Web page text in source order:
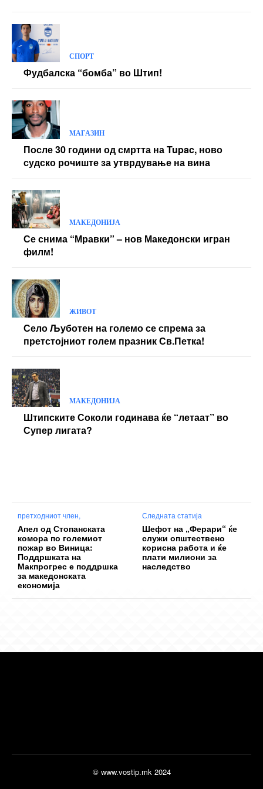
СПОРТ
Фудбалска “бомба” во Штип!
МАГАЗИН
После 30 години од смртта на Tupac, ново
судско рочиште за утврдување на вина
МАКЕДОНИЈА
Се снима “Мравки” – нов Македонски игран
филм!
ЖИВОТ
Село Љуботен на големо се спрема за
претстојниот голем празник Св.Петка!
МАКЕДОНИЈА
Штипските Соколи годинава ќе “летаат” во
Супер лигата?
претходниот член,
Апел од Стопанската
комора по големиот
пожар во Виница:
Поддршката на
Макпрогрес е поддршка
за македонската
економија
Следната статија
Шефот на „Ферари“ ќе
служи општествено
корисна работа и ќе
плати милиони за
наследство
© www.vostip.mk 2024